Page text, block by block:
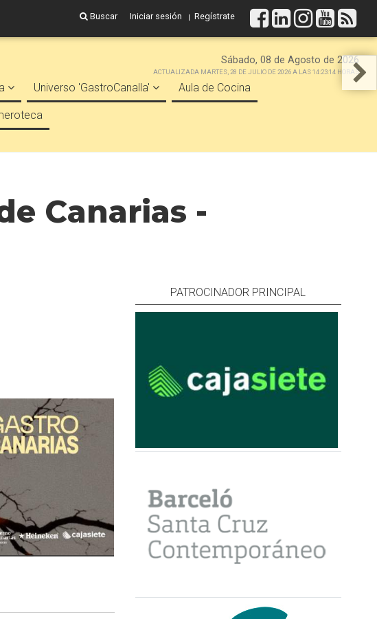
Buscar Iniciar sesión Regístrate
Sábado, 08 de Agosto de 2026
ACTUALIZADA MARTES, 28 DE JULIO DE 2026 A LAS 14:23:14 HORAS
Universo 'GastroCanalla' Aula de Cocina
Canarias -
PATROCINADOR PRINCIPAL